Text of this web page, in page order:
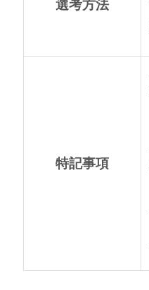
選考方法
特記事項